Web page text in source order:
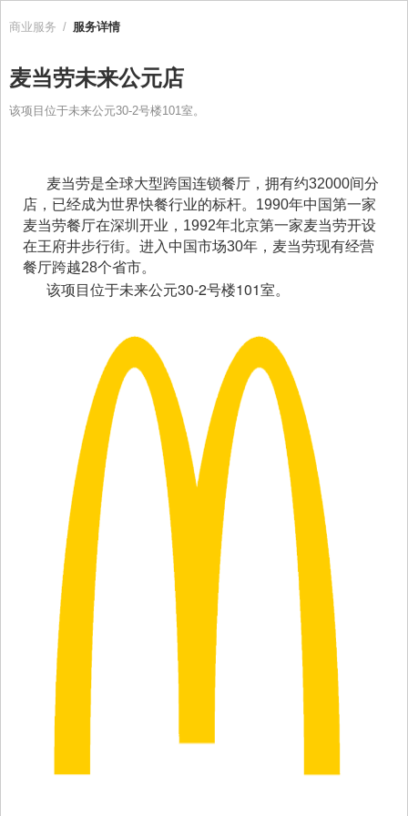
商业服务 / 服务详情
麦当劳未来公元店
该项目位于未来公元30-2号楼101室。
麦当劳是全球大型跨国连锁餐厅，拥有约32000间分
店，已经成为世界快餐行业的标杆。1990年中国第一家
麦当劳餐厅在深圳开业，1992年北京第一家麦当劳开设
在王府井步行街。进入中国市场30年，麦当劳现有经营
餐厅跨越28个省市。
该项目位于未来公元30-2号楼101室。